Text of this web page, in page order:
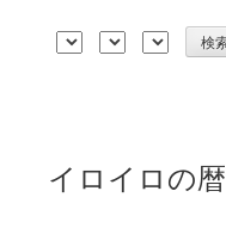
イロイロの暦